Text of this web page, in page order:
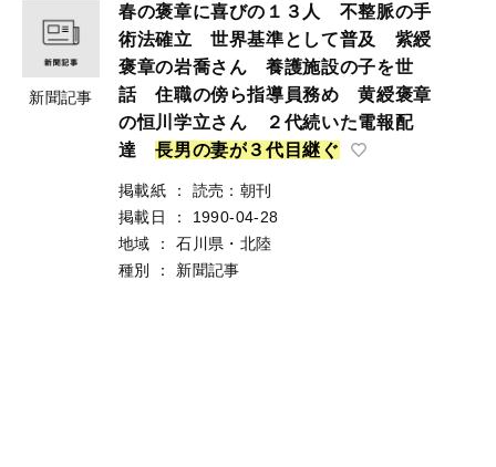
新聞記事
春の褒章に喜びの１３人 不整脈の手
術法確立 世界基準として普及 紫綬
褒章の岩喬さん 養護施設の子を世
話 住職の傍ら指導員務め 黄綬褒章
の恒川学立さん ２代続いた電報配
達長男の妻が ３代 目継 ぐ
掲載紙 ：
読売：朝刊
掲載日
：
1990-04-28
地域
：
石川県・北陸
種別
： 新聞記事